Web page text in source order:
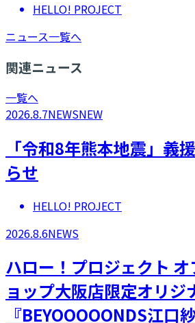
HELLO! PROJECT
ニュース一覧へ
関連ニュース
一覧へ
2026.8.7NEWSNEW
「令和8年熊本地震」義
らせ
HELLO! PROJECT
2026.8.6NEWS
ハロー！プロジェクト
ョップ大阪店限定オリジ
『BEYOOOOONDS江口